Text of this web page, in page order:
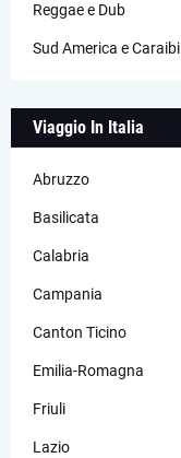
Reggae e Dub
Sud America e Caraibi
Viaggio In Italia
Abruzzo
Basilicata
Calabria
Campania
Canton Ticino
Emilia-Romagna
Friuli
Lazio